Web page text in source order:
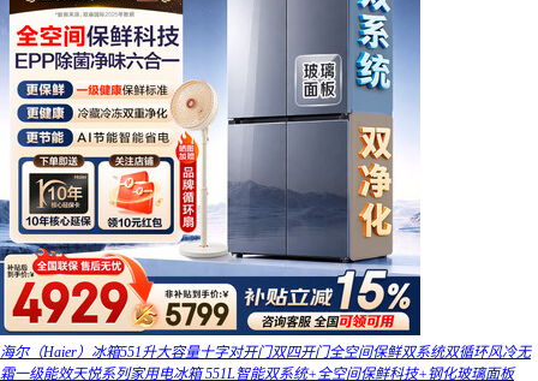
海尔（Haier）冰箱551升大容量十字对开门双四开门全空间保鲜双系统双循环风冷无
霜一级能效天悦系列家用电冰箱 551L智能双系统+全空间保鲜科技+钢化玻璃面板